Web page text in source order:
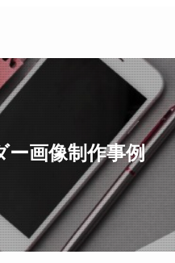
画像制作事例